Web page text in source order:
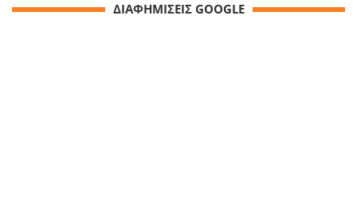
ΔΙΑΦΗΜΙΣΕΙΣ GOOGLE